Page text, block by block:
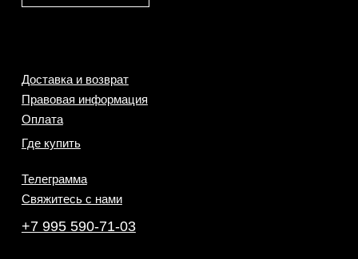
Доставка и возврат
Свяжитесь с нами
Телеграмма
Где купить
Оплата
Правовая информация
+7 995 590-71-03